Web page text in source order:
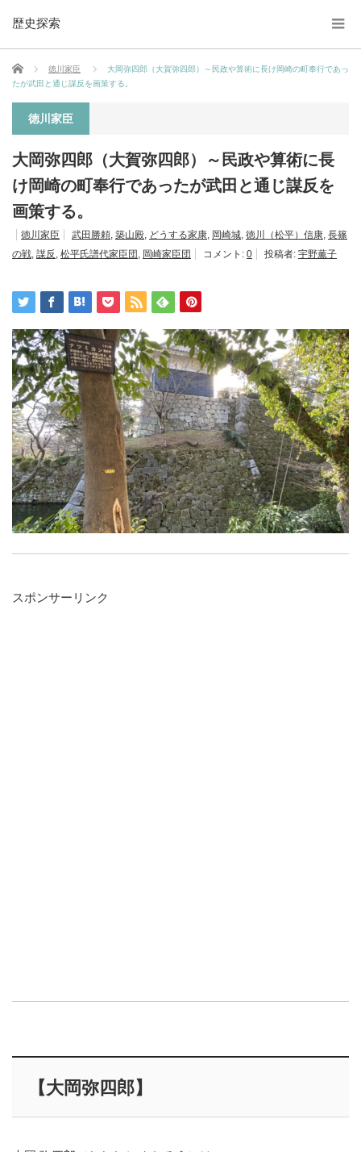
歴史探索
ホーム 徳川家臣
大岡弥四郎（大賀弥四郎）～民政や算術に長け岡崎の町奉行であっ
たが武田と通じ謀反を画策する。
徳川家臣
大岡弥四郎（大賀弥四郎）～民政や算術に長
け岡崎の町奉行であったが武田と通じ謀反を
画策する。
徳川家臣 武田勝頼, 築山殿, どうする家康, 岡崎城, 徳川（松平）信康, 長篠
の戦, 謀反 , 松平氏譜代家臣団 , 岡崎家臣団 コメント: 0 投稿者: 宇野薫子
スポンサーリンク
【大岡弥四郎】